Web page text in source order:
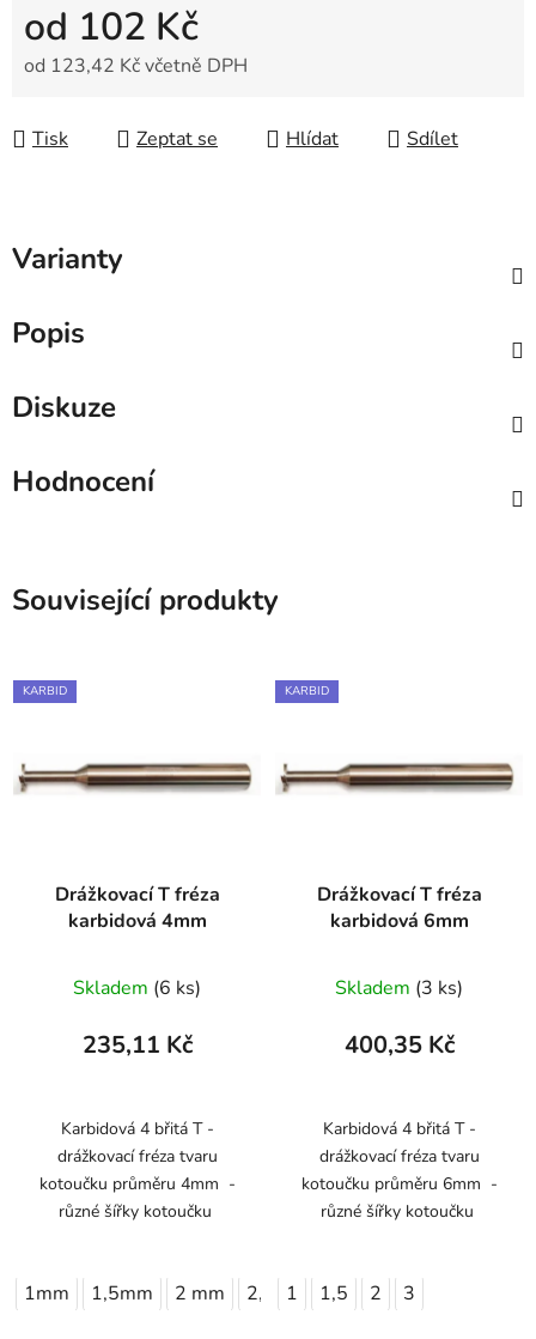
od 102 Kč
od 123,42 Kčvčetně DPH
Tisk
Zeptat se Hlídat Sdílet
Varianty
Popis
Diskuze
Hodnocení
Související produkty
KARBID
Drážkovací T fréza
karbidová 4mm
Skladem (6 ks)
235,11 Kč
Karbidová 4 břitá T -
drážkovací fréza tvaru
kotoučku průměru 4mm -
různé šířky kotoučku
1mm 1,5mm 2 mm 2,5mm 3 mm
KARBID
Drážkovací T fréza
karbidová 6mm
Skladem (3 ks)
400,35 Kč
Karbidová 4 břitá T -
drážkovací fréza tvaru
kotoučku průměru 6mm -
různé šířky kotoučku
1 1,5 2 3